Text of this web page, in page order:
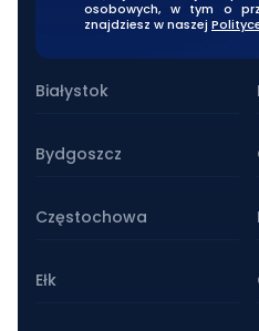
osobowych, w tym o
znajdziesz w naszej
Nasze oddziały
Białystok
Bydgoszcz
Częstochowa
Ełk